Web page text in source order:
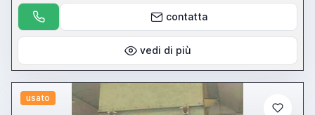
contatta
vedi di più
usato